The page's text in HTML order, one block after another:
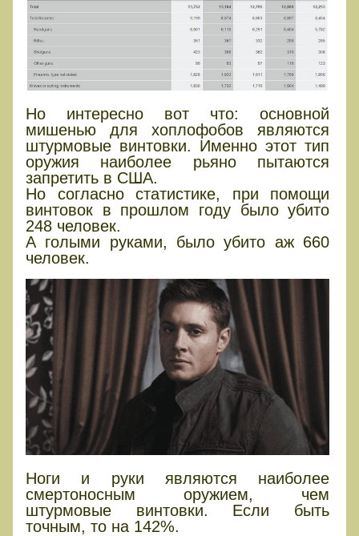
Но интересно вот что: основной
мишенью для хоплофобов являются
штурмовые винтовки. Именно этот тип
оружия наиболее рьяно пытаются
запретить в США.
Но согласно статистике, при помощи
винтовок в прошлом году было убито
248 человек.
А голыми руками, было убито аж 660
человек.
Ноги и руки являются наиболее
смертоносным оружием, чем
штурмовые винтовки. Если быть
точным, то на 142%.